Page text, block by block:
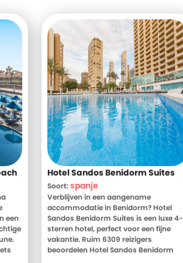
een
Hotel Sandos Benidorm Suites
Soort:spanje
Verblijven in een aangename
accommodatie in Benidorm? Hotel
Sandos Benidorm Suites is een luxe 4-
sterren hotel, perfect voor een fijne
vakantie. Ruim 6309 reizigers
beoordelen Hotel Sandos Benidorm